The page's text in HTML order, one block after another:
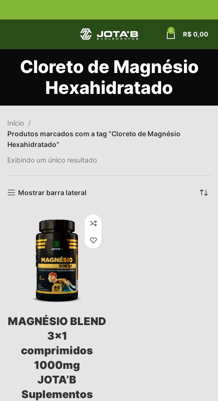
0 R$ 0,00
Cloreto de Magnésio
Hexahidratado
Início
Produtos marcados com a tag “Cloreto de Magnésio
Hexahidratado”
Exibindo um único resultado
Mostrar barra lateral
MAGNÉSIO BLEND
3×1
comprimidos
1000mg
JOTA’B
Suplementos